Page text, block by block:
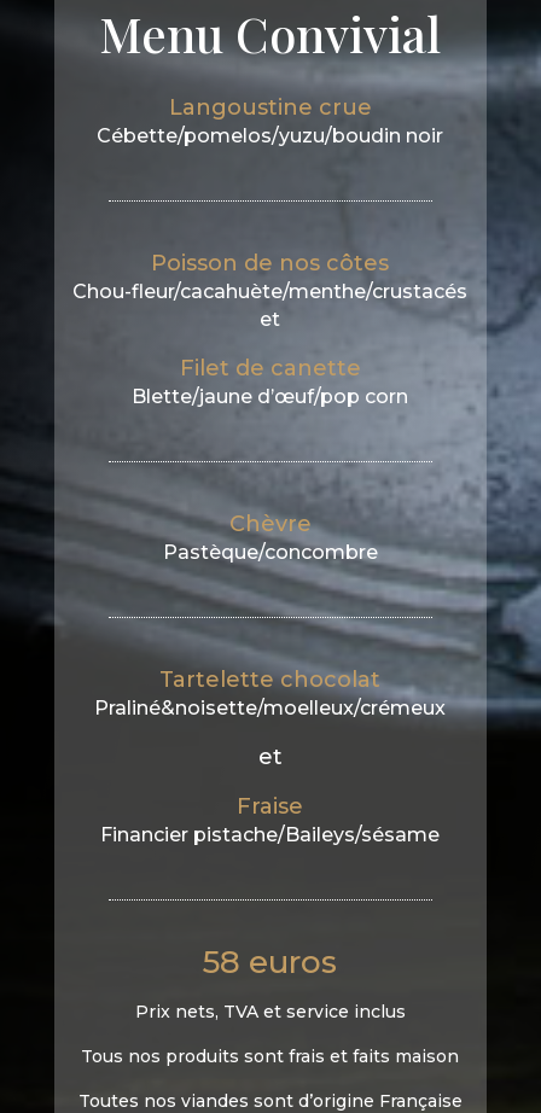
Menu Convivial
Langoustine crue
Cébette/pomelos/yuzu/boudin noir
Poisson de nos côtes
Chou-fleur/cacahuète/menthe/crustacés
et
Filet de canette
Blette/jaune d’œuf/pop corn
Chèvre
Pastèque/concombre
Tartelette chocolat
Praliné&noisette/moelleux/crémeux
et
Fraise
Financier pistache/Baileys/sésame
58 euros
Prix nets, TVA et service inclus
Tous nos produits sont frais et faits maison
Toutes nos viandes sont d’origine Française